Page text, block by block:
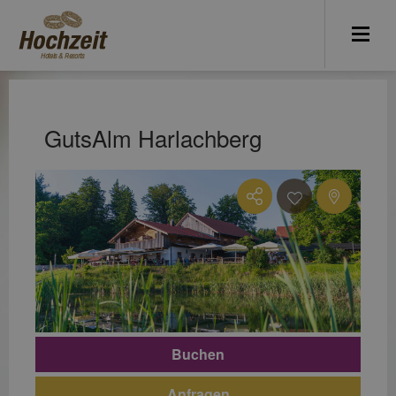
GutsAlm Harlachberg
Buchen